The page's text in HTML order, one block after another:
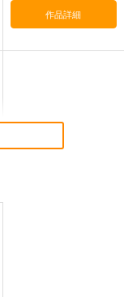
作品詳細